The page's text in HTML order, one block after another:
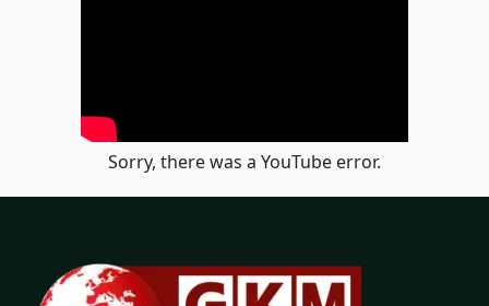
Sorry, there was a YouTube error.